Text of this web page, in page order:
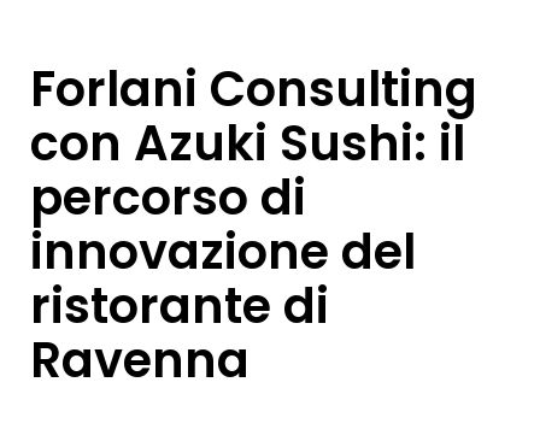
Forlani Consulting
con Azuki Sushi: il
percorso di
innovazione del
ristorante di
Ravenna